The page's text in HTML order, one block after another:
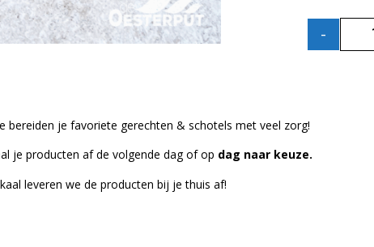
-
bereiden je favoriete gerechten & schotels met veel zorg!
je producten af de volgende dag of op dag naar keuze.
leveren we de producten bij je thuis af!